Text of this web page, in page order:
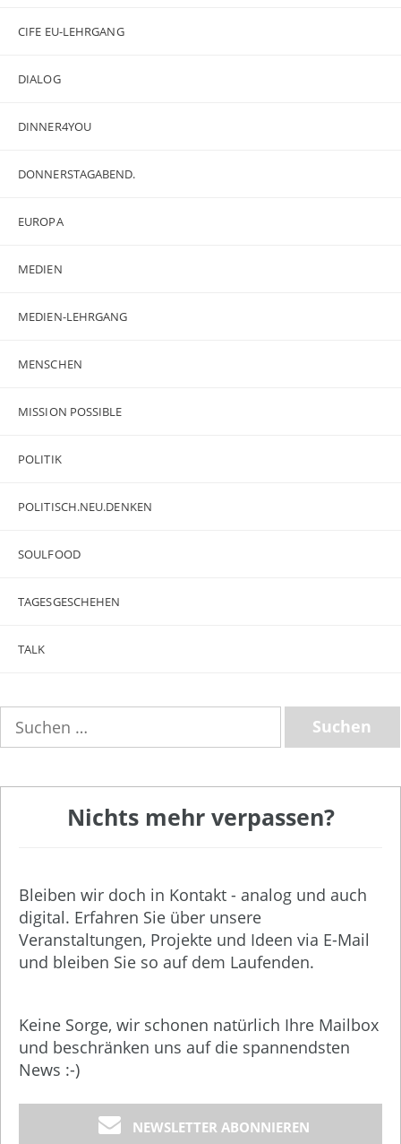
CIFE EU-LEHRGANG
DIALOG
DINNER4YOU
DONNERSTAGABEND.
EUROPA
MEDIEN
MEDIEN-LEHRGANG
MENSCHEN
MISSION POSSIBLE
POLITIK
POLITISCH.NEU.DENKEN
SOULFOOD
TAGESGESCHEHEN
TALK
nach:
Nichts mehr verpassen?
Bleiben wir doch in Kontakt - analog und auch
digital. Erfahren Sie über unsere
Veranstaltungen, Projekte und Ideen via E-Mail
und bleiben Sie so auf dem Laufenden.
Keine Sorge, wir schonen natürlich Ihre Mailbox
und beschränken uns auf die spannendsten
News :-)
NEWSLETTER ABONNIEREN